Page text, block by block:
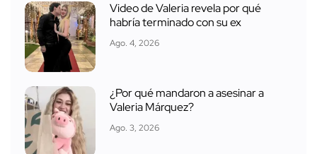
Video de Valeria revela por qué
habría terminado con su ex
Ago. 4, 2026
¿Por qué mandaron a asesinar a
Valeria Márquez?
Ago. 3, 2026